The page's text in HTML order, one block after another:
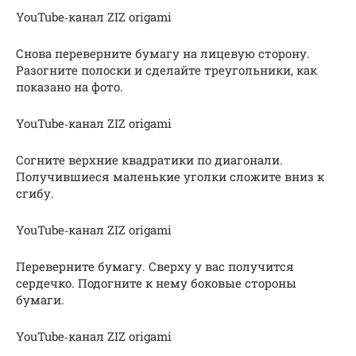
YouTube‑канал ZIZ origami
Снова переверните бумагу на лицевую сторону.
Разогните полоски и сделайте треугольники, как
показано на фото.
YouTube‑канал ZIZ origami
Согните верхние квадратики по диагонали.
Получившиеся маленькие уголки сложите вниз к
сгибу.
YouTube‑канал ZIZ origami
Переверните бумагу. Сверху у вас получится
сердечко. Подогните к нему боковые стороны
бумаги.
YouTube‑канал ZIZ origami